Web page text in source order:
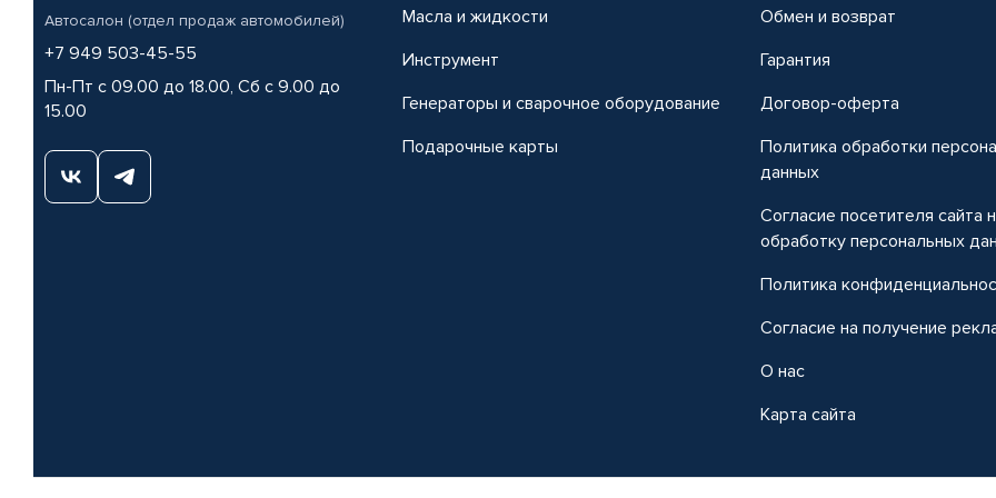
Автосалон (отдел продаж автомобилей)
+7 949 503-45-55
Пн-Пт с 09.00 до 18.00, Сб с 9.00 до
15.00
Масла и жидкости
Инструмент
Генераторы и сварочное оборудование
Подарочные карты
Обмен и возврат
Гарантия
Договор-оферта
Политика обработки
данных
Согласие посетителя сайта
обработку персональных
Политика
Согласие на получение
О нас
Карта сайта